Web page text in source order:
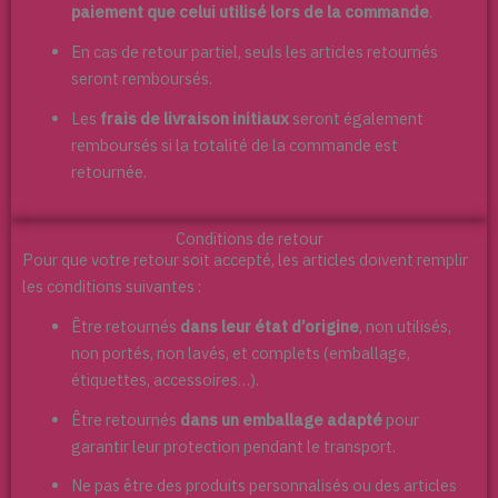
paiement que celui utilisé lors de la commande.
En cas de retour partiel, seuls les articles retournés
seront remboursés.
Les frais de livraison initiauxseront également
remboursés si la totalité de la commande est
retournée.
Conditions de retour
Pour que votre retour soit accepté, les articles doivent remplir
les conditions suivantes :
Être retournés dans leur état d’origine, non utilisés,
non portés, non lavés, et complets (emballage,
étiquettes, accessoires…).
Être retournés dans un emballage adaptépour
garantir leur protection pendant le transport.
Ne pas être des produits personnalisés ou des articles